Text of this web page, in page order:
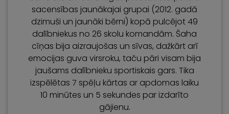
sacensības jaunākajai grupai (2012. gadā
dzimuši un jaunāki bērni) kopā pulcējot 49
dalībniekus no 26 skolu komandām. Šaha
cīņas bija aizraujošas un sīvas, dažkārt arī
emocijas guva virsroku, taču pāri visam bija
jaušams dalībnieku sportiskais gars. Tika
izspēlētas 7 spēļu kārtas ar apdomas laiku
10 minūtes un 5 sekundes par izdarīto
gājienu.